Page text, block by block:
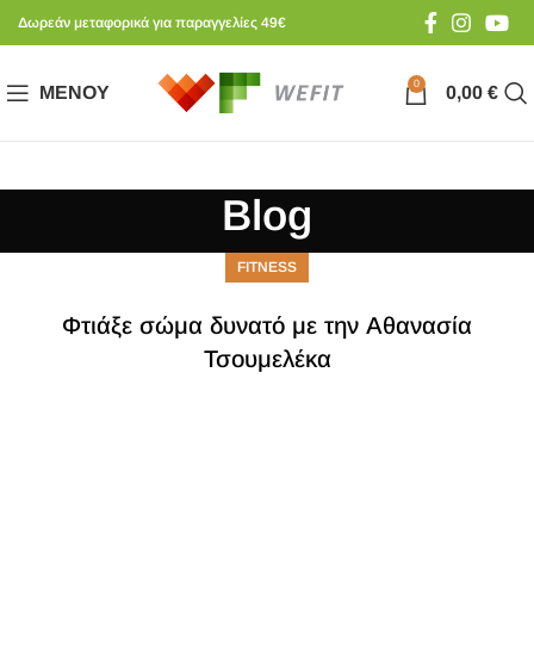
Δωρεάν μεταφορικά για παραγγελίες 49€
ΜΕΝΟΎ 0 0,00 €
Blog
FITNESS
Φτιάξε σώμα δυνατό με την Αθανασία
Τσουμελέκα